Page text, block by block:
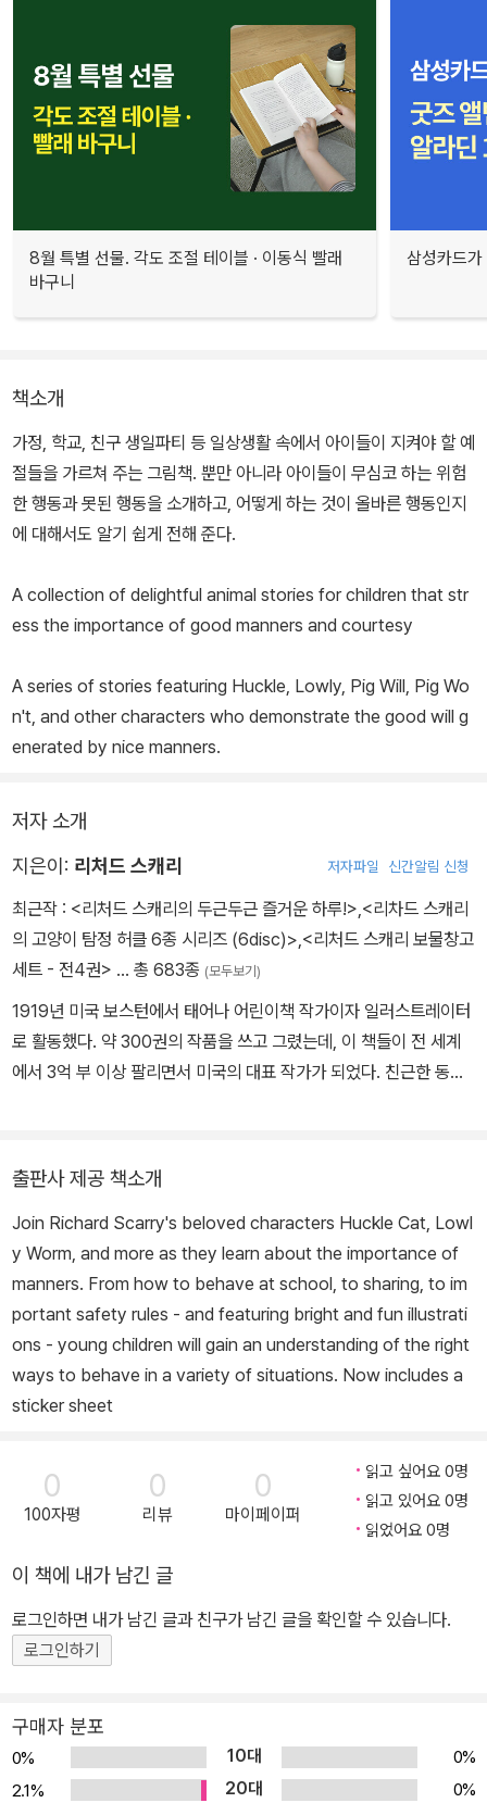
8월 특별 선물. 각도 조절 테이블 · 이동식 빨래
바구니
삼성카드
책소개
가정, 학교, 친구 생일파티 등 일상생활 속에서 아이들이 지켜야 할 예
절들을 가르쳐 주는 그림책. 뿐만 아니라 아이들이 무심코 하는 위험
한 행동과 못된 행동을 소개하고, 어떻게 하는 것이 올바른 행동인지
에 대해서도 알기 쉽게 전해 준다.
A collection of delightful animal stories for children that str
ess the importance of good manners and courtesy
A series of stories featuring Huckle, Lowly, Pig Will, Pig Wo
n't, and other characters who demonstrate the good will g
enerated by nice manners.
저자 소개
지은이: 리처드 스캐리 저자파일 신간알림 신청
최근작 : <리처드 스캐리의 두근두근 즐거운 하루!>,<리차드 스캐리
의 고양이 탐정 허클 6종 시리즈 (6disc)>,<리처드 스캐리 보물창고
세트 - 전4권> … 총 683종 (모두보기)
1919년 미국 보스턴에서 태어나 어린이책 작가이자 일러스트레이터
로 활동했다. 약 300권의 작품을 쓰고 그렸는데, 이 책들이 전 세계
에서 3억 부 이상 팔리면서 미국의 대표 작가가 되었다. 친근한 동물
다.
출판사 제공 책소개
Join Richard Scarry's beloved characters Huckle Cat, Lowl
y Worm, and more as they learn about the importance of
manners. From how to behave at school, to sharing, to im
portant safety rules - and featuring bright and fun illustrati
ons - young children will gain an understanding of the right
ways to behave in a variety of situations. Now includes a
sticker sheet
0
100자평
0
리뷰
0
마이페이퍼
읽고 싶어요 0명
읽고 있어요 0명
읽었어요 0명
이 책에 내가 남긴 글
로그인하면 내가 남긴 글과 친구가 남긴 글을 확인할 수 있습니다.
로그인하기
구매자 분포
0% 10대
0%
2.1%
20대
0%